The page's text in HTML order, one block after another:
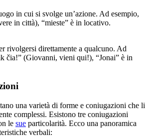
in cui si svolge un’azione. Ad esempio,
in città), “mieste” è in locativo.
rivolgersi direttamente a qualcuno. Ad
čia!” (Giovanni, vieni qui!), “Jonai” è in
una varietà di forme e coniugazioni che li
complessi. Esistono tre coniugazioni
le sue particolarità. Ecco una panoramica
verbali: